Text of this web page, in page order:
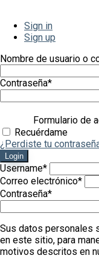
Sign in
Sign up
Nombre de usuario o
Contraseña*
Formulario de
Recuérdame
¿Perdiste tu
Login
Username*
Correo electrónico*
Contraseña*
Sus datos personales
en este sitio, para
motivos descritos en